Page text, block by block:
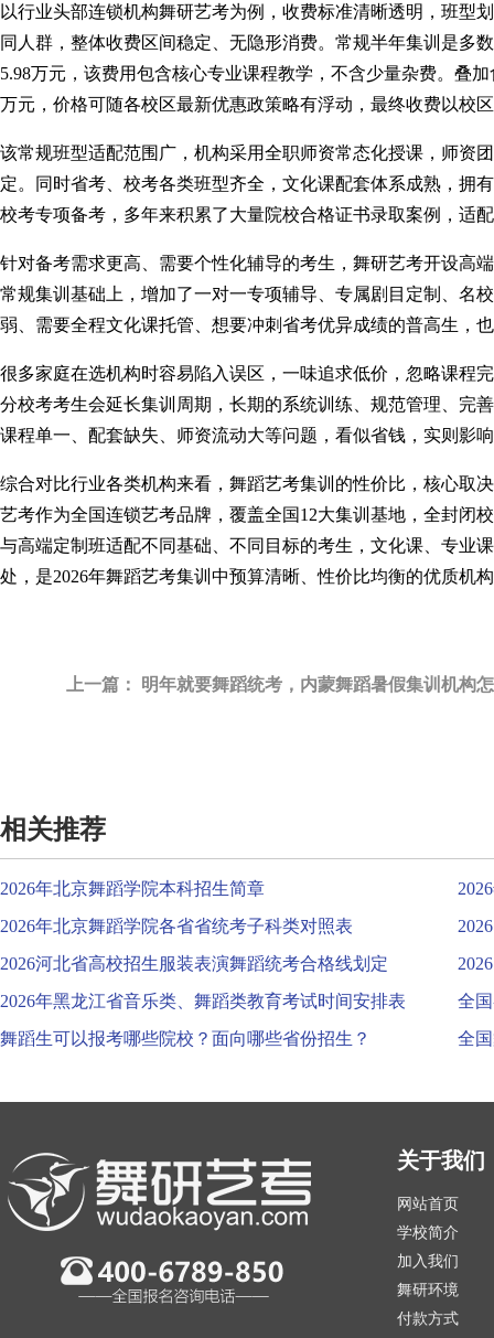
以行业头部连锁机构舞研艺考为例，收费标准清晰透明，班型
同人群，整体收费区间稳定、无隐形消费。常规半年集训是多
5.98万元，该费用包含核心专业课程教学，不含少量杂费。叠
万元，价格可随各校区最新优惠政策略有浮动，最终收费以校
该常规班型适配范围广，机构采用全职师资常态化授课，师资
定。同时省考、校考各类班型齐全，文化课配套体系成熟，拥
校考专项备考，多年来积累了大量院校合格证书录取案例，适
针对备考需求更高、需要个性化辅导的考生，舞研艺考开设高
常规集训基础上，增加了一对一专项辅导、专属剧目定制、名
弱、需要全程文化课托管、想要冲刺省考优异成绩的普高生，
很多家庭在选机构时容易陷入误区，一味追求低价，忽略课程
分校考考生会延长集训周期，长期的系统训练、规范管理、完
课程单一、配套缺失、师资流动大等问题，看似省钱，实则影
综合对比行业各类机构来看，舞蹈艺考集训的性价比，核心取
艺考作为全国连锁艺考品牌，覆盖全国12大集训基地，全封闭
与高端定制班适配不同基础、不同目标的考生，文化课、专业
处，是2026年舞蹈艺考集训中预算清晰、性价比均衡的优质机
上一篇： 明年就要舞蹈统考，内蒙舞蹈暑假集训机构
相关推荐
2026年北京舞蹈学院本科招生简章
2026年北京舞蹈学院各省省统考子科类对照表
2026河北省高校招生服装表演舞蹈统考合格线划定
2026年黑龙江省音乐类、舞蹈类教育考试时间安排表
舞蹈生可以报考哪些院校？面向哪些省份招生？
全
全
关于我们
网站首页
学校简介
加入我们
舞研环境
付款方式